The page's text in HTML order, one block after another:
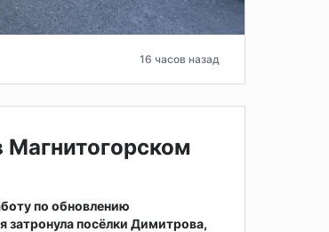
16 часов назад
по обновлению
затронула посёлки Димитрова,